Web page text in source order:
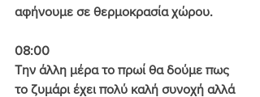
αφήνουμε σε θερμοκρασία χώρου.
08:00
Την άλλη μέρα το πρωί θα δούμε πως
το ζυμάρι έχει πολύ καλή συνοχή αλλά